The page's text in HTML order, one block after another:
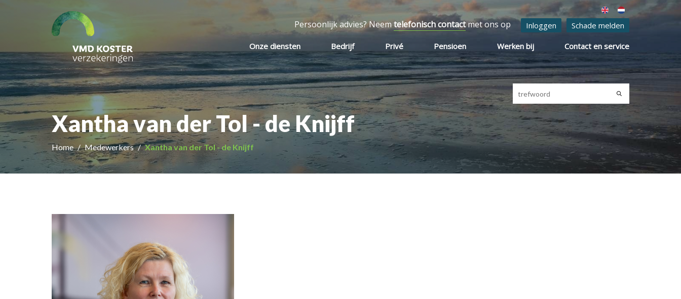
Persoonlijk advies? Neemtelefonisch contactmet ons op Inloggen Schade melden
Onze diensten Bedrijf Privé Pensioen Werken bij Contact en service
Xantha van der Tol - de Knijff
Home Medewerkers Xantha van der Tol - de Knijff